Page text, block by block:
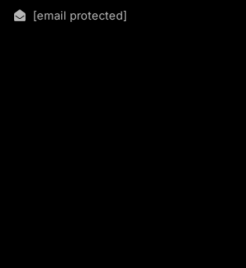
[email protected]